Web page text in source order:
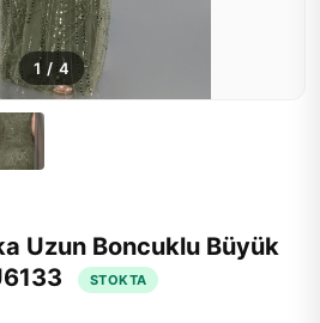
1 /4
Uzun Boncuklu Büyük
STOKTA